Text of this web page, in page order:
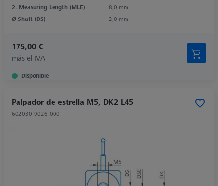
2. Measuring Length (MLE)
8,0 mm
Ø Shaft (DS)
2,0 mm
175,00 €
más el IVA
Disponible
Palpador de estrella M5, DK2 L45
602030-9026-000